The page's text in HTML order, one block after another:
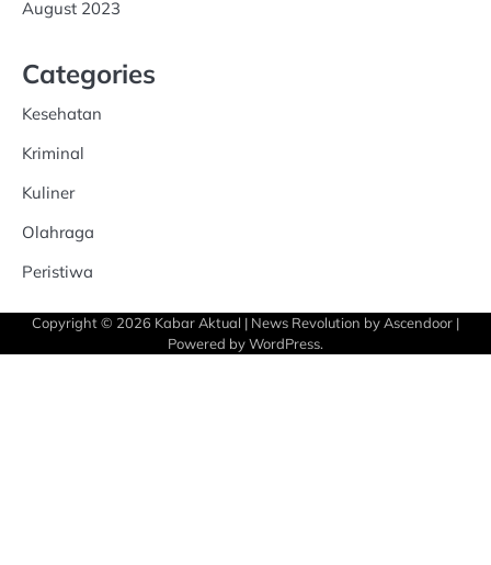
August 2023
Categories
Kesehatan
Kriminal
Kuliner
Olahraga
Peristiwa
Copyright © 2026 Kabar Aktual | News Revolution by Ascendoor |
Powered byWordPress.